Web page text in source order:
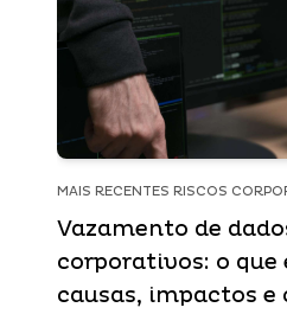
MAIS RECENTES RISCOS
Vazamento de
corporativos: o que
causas, impactos e